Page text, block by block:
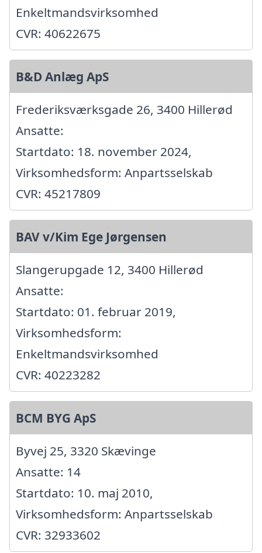
Enkeltmandsvirksomhed
CVR: 40622675
B&D Anlæg ApS
Frederiksværksgade 26, 3400 Hillerød
Ansatte:
Startdato: 18. november 2024,
Virksomhedsform: Anpartsselskab
CVR: 45217809
BAV v/Kim Ege Jørgensen
Slangerupgade 12, 3400 Hillerød
Ansatte:
Startdato: 01. februar 2019,
Virksomhedsform:
Enkeltmandsvirksomhed
CVR: 40223282
BCM BYG ApS
Byvej 25, 3320 Skævinge
Ansatte: 14
Startdato: 10. maj 2010,
Virksomhedsform: Anpartsselskab
CVR: 32933602